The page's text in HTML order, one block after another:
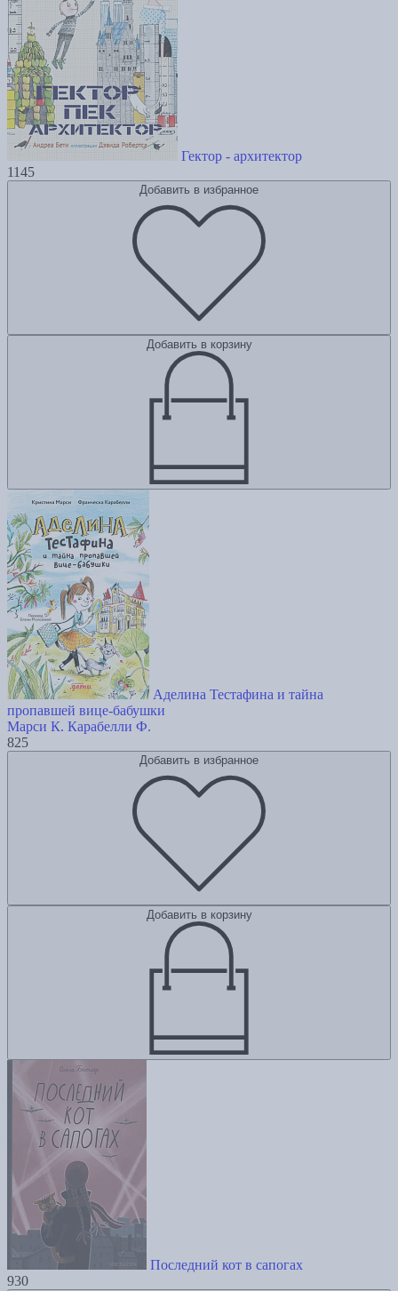
Гектор - архитектор
1145
Добавить в избранное
Добавить в корзину
Аделина Тестафина и тайна
пропавшей вице-бабушки
Марси К. Карабелли Ф.
825
Добавить в избранное
Добавить в корзину
Последний кот в сапогах
930